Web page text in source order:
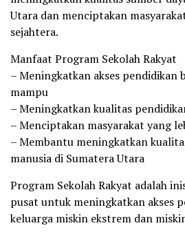
Utara dan menciptakan
sejahtera.
Manfaat Program Sekolah Rakyat
– Meningkatkan akses pendidikan
mampu
– Meningkatkan kualitas
– Menciptakan masyarakat yang
– Membantu meningkatkan
manusia di Sumatera Utara
Program Sekolah Rakyat adalah
pusat untuk meningkatkan akses
keluarga miskin ekstrem dan